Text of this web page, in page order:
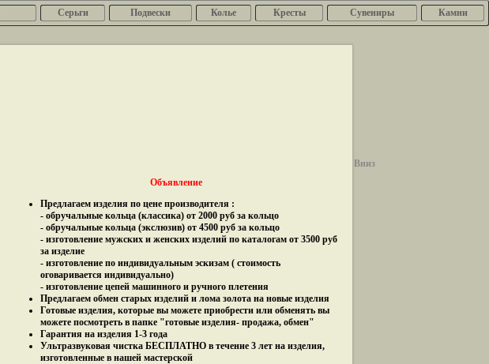
Серьги Подвески Колье Кресты Сувениры Камни
Объявление
Предлагаем изделия по цене производителя :
- обручальные кольца (классика) от 2000 руб за кольцо
- обручальные кольца (экслюзив) от 4500 руб за кольцо
- изготовление мужских и женских изделий по каталогам от 3500 руб
за изделие
- изготовление по индивидуальным эскизам ( стоимость
оговаривается индивидуально)
- изготовление цепей машинного и ручного плетения
Предлагаем обмен старых изделий и лома золота на новые изделия
Готовые изделия, которые вы можете приобрести или обменять вы
можете посмотреть в папке "готовые изделия- продажа, обмен"
Гарантия на изделия 1-3 года
Ультразвуковая чистка БЕСПЛАТНО в течение 3 лет на изделия,
изготовленные в нашей мастерской
Вниз